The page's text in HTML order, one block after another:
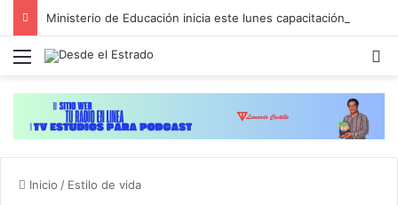
Menú
Inicio / Estilo de vida